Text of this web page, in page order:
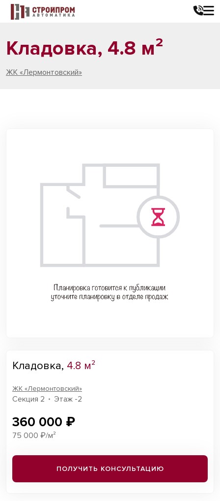
Кладовка, 4.8 м²
ЖК «Лермонтовский»
Кладовка, 4.8 м²
ЖК «Лермонтовский»
Секция 2 Этаж -2
360 000 ₽
75 000 ₽/м²
ПОЛУЧИТЬ КОНСУЛЬТАЦИЮ